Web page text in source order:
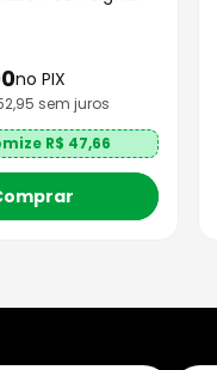
no PIX
sem juros
R$ 47,66